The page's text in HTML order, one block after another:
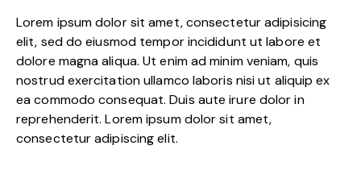
Lorem ipsum dolor sit amet, consectetur adipisicing
elit, sed do eiusmod tempor incididunt ut labore et
dolore magna aliqua. Ut enim ad minim veniam, quis
nostrud exercitation ullamco laboris nisi ut aliquip ex
ea commodo consequat. Duis aute irure dolor in
reprehenderit. Lorem ipsum dolor sit amet,
consectetur adipiscing elit.